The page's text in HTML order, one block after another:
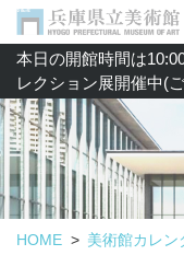
本日の開館時間は
レクション展開催中(
HOME 美術館カレン